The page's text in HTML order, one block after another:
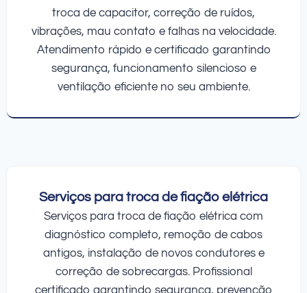
troca de capacitor, correção de ruídos,
vibrações, mau contato e falhas na velocidade.
Atendimento rápido e certificado garantindo
segurança, funcionamento silencioso e
ventilação eficiente no seu ambiente.
Serviços para troca de fiação elétrica
Serviços para troca de fiação elétrica com
diagnóstico completo, remoção de cabos
antigos, instalação de novos condutores e
correção de sobrecargas. Profissional
certificado garantindo segurança, prevenção